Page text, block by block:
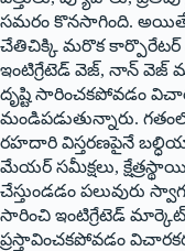
సమరం కొనసాగింది. అయితే
‌చేతిచిక్కి మరొక కార్పొరేటర్‌
ఇంటిగ్రేటెడ్‌ ‌వెజ్‌, ‌నాన్‌ ‌వెజ్‌
దృష్టి సారించకపోవడం
మండిపడుతున్నారు.
రహదారి విస్తరణపైనే
మేయర్‌ ‌సమీక్షలు,
చేస్తుండడం పలువురు
సారించి ఇంటిగ్రేటెడ్‌
ప్రస్తావించకపోవడం